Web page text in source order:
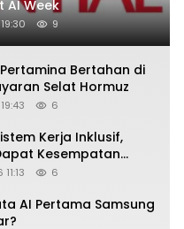
AI Week
9
Bertahan di
Selat Hormuz
6
Kerja Inklusif,
Kesempatan
6
AI Pertama Samsung